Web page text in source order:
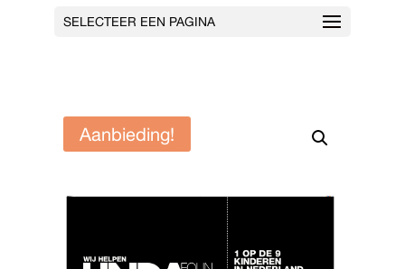
SELECTEER EEN PAGINA
Aanbieding!